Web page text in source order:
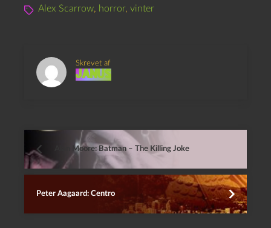
Alex Scarrow, horror, vinter
Skrevet af
Janus
Alan Moore: Batman – The Killing Joke
Peter Aagaard: Centro